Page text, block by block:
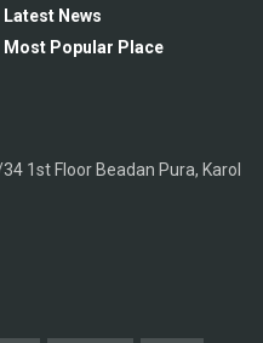
Latest News
Most Popular Place
1st Floor Beadan Pura, Karol